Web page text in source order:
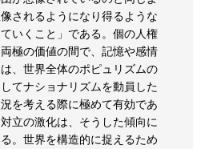
されるようになり得るような
いくこと」である。個の人権
極の価値の間で、記憶や感情
、世界全体のポピュリズムの
てナショナリズムを動員した
を考える際に極めて有効であ
立の激化は、そうした傾向に
。世界を構造的に捉えるため